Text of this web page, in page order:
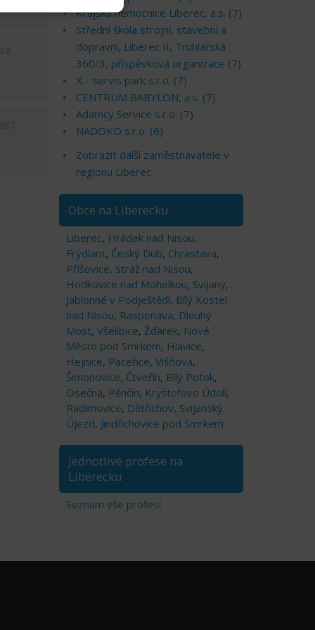
Krajská nemocnice Liberec, a.s. (7)
Střední škola strojní, stavební a
dopravní, Liberec II, Truhlářská
360/3, příspěvková organizace (7)
X - servis park s.r.o. (7)
CENTRUM BABYLON, a.s. (7)
Adamcy Service s.r.o. (7)
NADOKO s.r.o. (6)
Zobrazit další zaměstnavatele v
regionu Liberec
Obce na Liberecku
Liberec, Hrádek nad Nisou,
Frýdlant, Český Dub, Chrastava,
Příšovice, Stráž nad Nisou,
Hodkovice nad Mohelkou, Svijany,
Jablonné v Podještědí, Bílý Kostel
nad Nisou, Raspenava, Dlouhý
Most, Všelibice, Žďárek, Nové
Město pod Smrkem, Hlavice,
Hejnice, Paceřice, Višňová,
Šimonovice, Čtveřín, Bílý Potok,
Osečná, Pěnčín, Kryštofovo Údolí,
Radimovice, Dětřichov, Svijanský
Újezd, Jindřichovice pod Smrkem
Jednotlivé profese na
Liberecku
Seznam vše profesí